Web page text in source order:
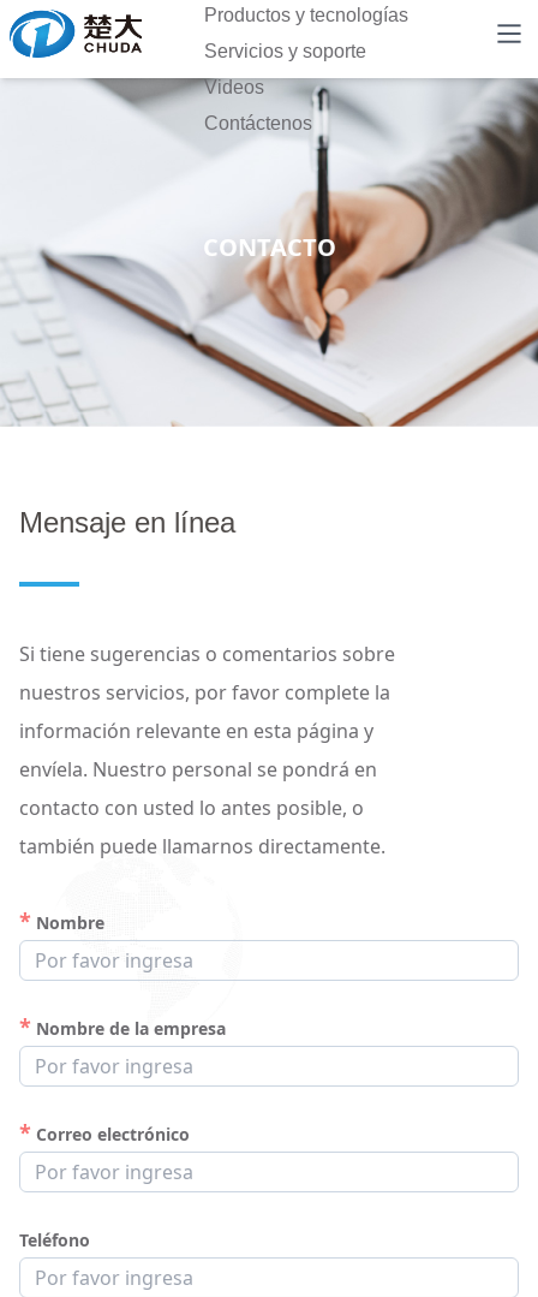
Productos y tecnologías
Servicios y soporte
Videos
Contáctenos
CONTACTO
Mensaje en línea
Si tiene sugerencias o comentarios sobre
nuestros servicios, por favor complete la
información relevante en esta página y
envíela. Nuestro personal se pondrá en
contacto con usted lo antes posible, o
también puede llamarnos directamente.
* Nombre
* Nombre de la empresa
* Correo electrónico
Teléfono